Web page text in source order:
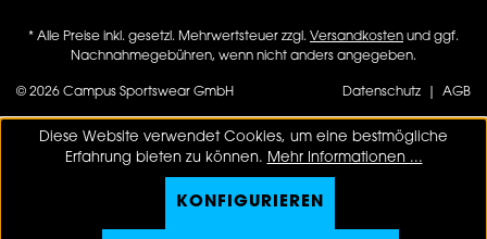
* Alle Preise inkl. gesetzl. Mehrwertsteuer zzgl. Versandkosten und ggf.
Nachnahmegebühren, wenn nicht anders angegeben.
© 2026 Campus Sportswear GmbH Datenschutz AGB
Diese Website verwendet Cookies, um eine bestmögliche
Erfahrung bieten zu können. Mehr Informationen ...
KONFIGURIEREN